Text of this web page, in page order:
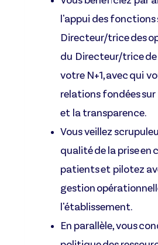
l'appui des fonctions
Directeur/trice des
du Directeur/trice
votre N+1, avec qui
relations fondées
et la transparence.
Vous veillez
qualité de la prise en
patients et pilotez
gestion
l'établissement.
En parallèle, vous